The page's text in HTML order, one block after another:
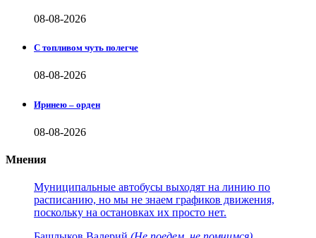
08-08-2026
С топливом чуть полегче
08-08-2026
Иринею – орден
08-08-2026
Мнения
Муниципальные автобусы выходят на линию по
расписанию, но мы не знаем графиков движения,
поскольку на остановках их просто нет.